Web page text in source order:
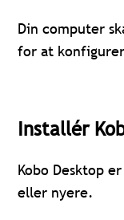
Din computer
for at
Installér
Kobo Desktop
eller nyere.